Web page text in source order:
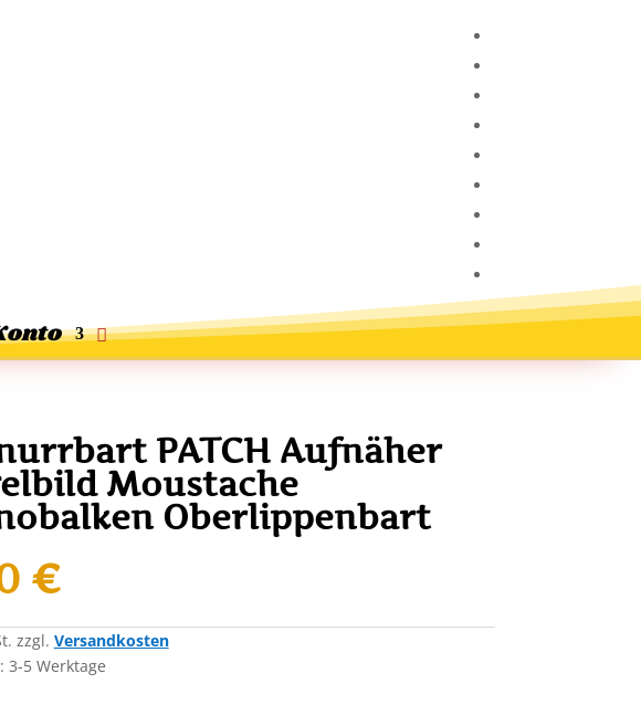
PATCH Aufnäher
Moustache
Oberlippenbart
€
zzgl. Versandkosten
3-5 Werktage